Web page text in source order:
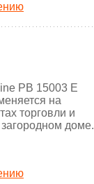
PB 15003 E
на
торговли и
доме.